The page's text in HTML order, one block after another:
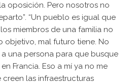
oposición. Pero nosotros no
“Un pueblo es igual que
miembros de una familia no
objetivo, mal futuro tiene. No
una persona para que busque
Francia. Eso a mí ya no me
creen las infraestructuras